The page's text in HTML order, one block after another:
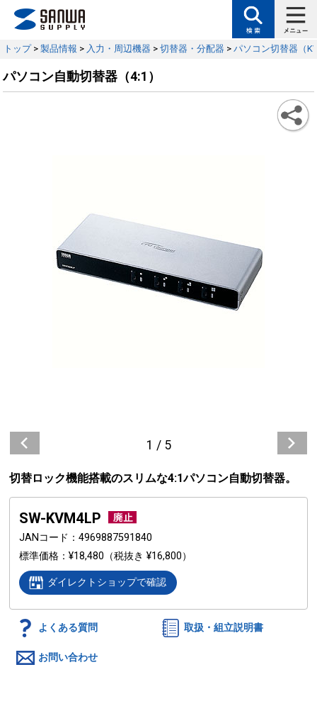
トップ> 製品情報 > 入力・周辺機器 > 切替器・分配器 > パソコン切替器（
パソコン自動切替器（4:1）
1 / 5
切替ロック機能搭載のスリムな4:1パソコン自動切替器。
SW-KVM4LP
JANコード
4969887591840
標準価格
¥18,480 （税抜き ¥16,800）
ダイレクトショップで確認
よくある質問 取扱・組立説明書
お問い合わせ